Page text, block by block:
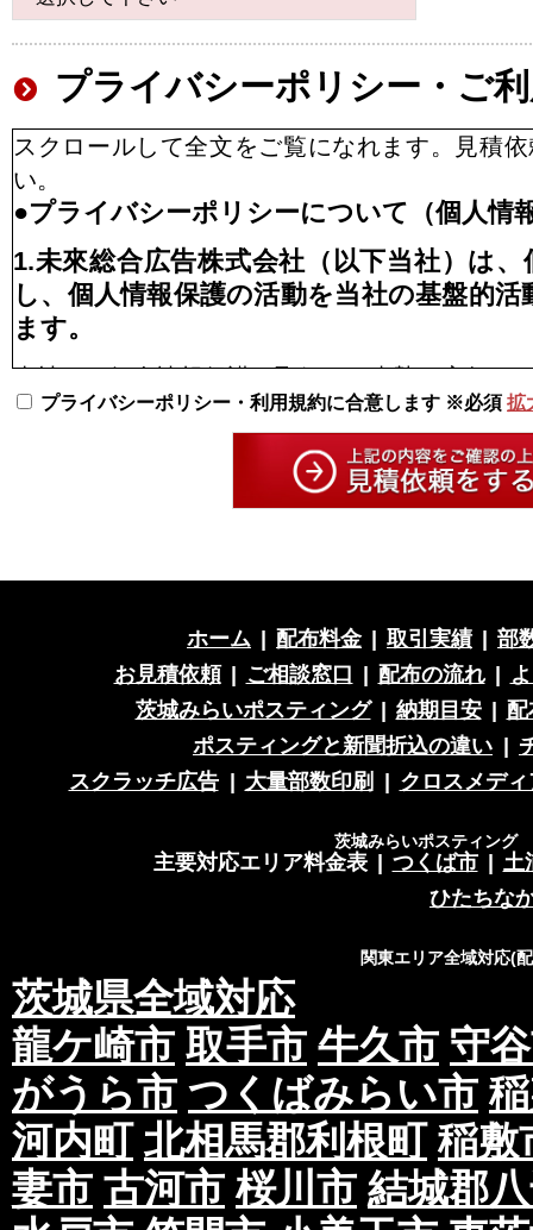
プライバシーポリシー・ご
スクロールして全文をご覧になれます。見積
い。
●プライバシーポリシーについて（個人情
1.未來総合広告株式会社（以下当社）は
し、個人情報保護の活動を当社の基盤的
ます。
当社は、個人情報保護の取組みを真摯に実行す
認識し、以下の通り個人情報保護方針を定め
2.個人情報の適切な収集、利用、提供、預託
恐れがある場合などを除き、本人に対して利用
収集した個人情報はその目的以外に利用せず、
り扱います。
収集した個人情報は、法令に基づく命令などを
意を得ることなく第三者に提供することはあり
収集した個人情報を、第三者に預ける(預託す
た上で、指導・管理を実施し、適切に取り扱い
3.開示、訂正、利用停止等の求めに応じる
す。
個人情報の滅失、き損、漏えいおよび不正ア
正。
当社は、お客様の個人情報を厳格に管理し、滅
セスなどのあらゆる危険性に対して予防策を実
適切な個人情報の取扱いと運用に関する具体的
ます。
4.個人情報に関する法令およびその他の規
プライバシーポリシー・利用規約に合意します ※必須 拡
ホーム | 配布料金 | 取引実績 | 部
お見積依頼 | ご相談窓口 | 配布の流れ |
茨城みらいポスティング | 納期目安 | 配
ポスティングと新聞折込の違い |
スクラッチ広告 | 大量部数印刷 | クロスメディ
茨城みらいポスティング
主要対応エリア料金表 | つくば市 | 土
ひたちな
関東エリア全域対応(
茨城県全域対応
龍ケ崎市 取手市 牛久市 守
がうら市 つくばみらい市
河内町 北相馬郡利根町 稲敷
妻市 古河市 桜川市 結城郡